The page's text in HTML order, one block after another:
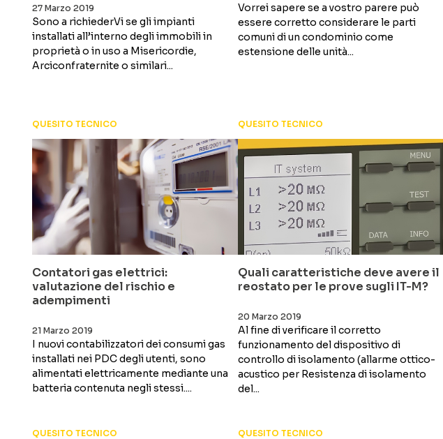
27 Marzo 2019
Sono a richiederVi se gli impianti
installati all’interno degli immobili in
proprietà o in uso a Misericordie,
Arciconfraternite o similari...
Vorrei sapere se a vostro parere può
essere corretto considerare le parti
comuni di un condominio come
estensione delle unità...
QUESITO TECNICO
Contatori gas elettrici:
valutazione del rischio e
adempimenti
21 Marzo 2019
I nuovi contabilizzatori dei consumi gas
installati nei PDC degli utenti, sono
alimentati elettricamente mediante una
batteria contenuta negli stessi....
QUESITO TECNICO
Quali caratteristiche deve avere il
reostato per le prove sugli IT-M?
20 Marzo 2019
Al fine di verificare il corretto
funzionamento del dispositivo di
controllo di isolamento (allarme ottico-
acustico per Resistenza di isolamento
del...
QUESITO TECNICO QUESITO TECNICO